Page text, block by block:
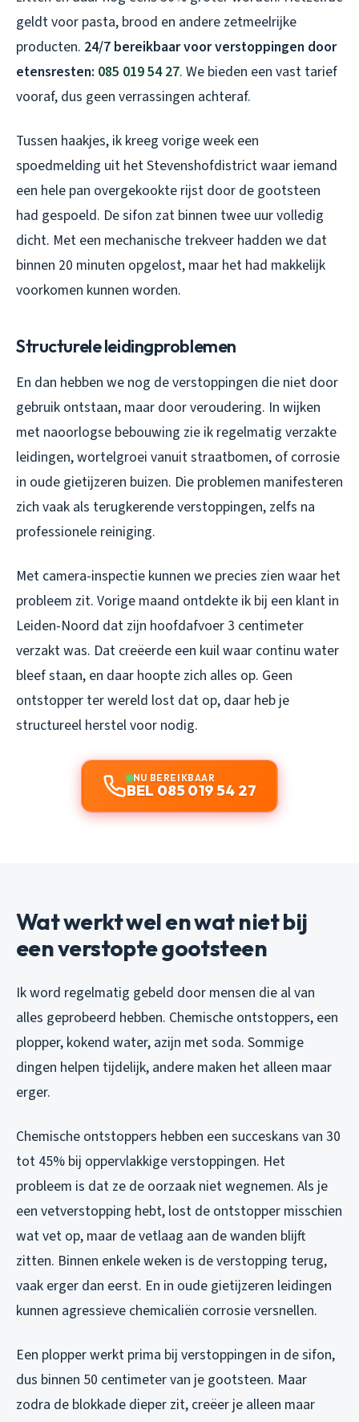
geldt voor pasta, brood en andere zetmeelrijke
producten. 24/7 bereikbaar voor verstoppingen door
etensresten: 085 019 54 27. We bieden een vast tarief
vooraf, dus geen verrassingen achteraf.
Tussen haakjes, ik kreeg vorige week een
spoedmelding uit het Stevenshofdistrict waar iemand
een hele pan overgekookte rijst door de gootsteen
had gespoeld. De sifon zat binnen twee uur volledig
dicht. Met een mechanische trekveer hadden we dat
binnen 20 minuten opgelost, maar het had makkelijk
voorkomen kunnen worden.
Structurele leidingproblemen
En dan hebben we nog de verstoppingen die niet door
gebruik ontstaan, maar door veroudering. In wijken
met naoorlogse bebouwing zie ik regelmatig verzakte
leidingen, wortelgroei vanuit straatbomen, of corrosie
in oude gietijzeren buizen. Die problemen manifesteren
zich vaak als terugkerende verstoppingen, zelfs na
professionele reiniging.
Met camera-inspectie kunnen we precies zien waar het
probleem zit. Vorige maand ontdekte ik bij een klant in
Leiden-Noord dat zijn hoofdafvoer 3 centimeter
verzakt was. Dat creëerde een kuil waar continu water
bleef staan, en daar hoopte zich alles op. Geen
ontstopper ter wereld lost dat op, daar heb je
structureel herstel voor nodig.
NU BEREIKBAAR
BEL 085 019 54 27
Wat werkt wel en wat niet bij
een verstopte gootsteen
Ik word regelmatig gebeld door mensen die al van
alles geprobeerd hebben. Chemische ontstoppers, een
plopper, kokend water, azijn met soda. Sommige
dingen helpen tijdelijk, andere maken het alleen maar
erger.
Chemische ontstoppers hebben een succeskans van 30
tot 45% bij oppervlakkige verstoppingen. Het
probleem is dat ze de oorzaak niet wegnemen. Als je
een vetverstopping hebt, lost de ontstopper misschien
wat vet op, maar de vetlaag aan de wanden blijft
zitten. Binnen enkele weken is de verstopping terug,
vaak erger dan eerst. En in oude gietijzeren leidingen
kunnen agressieve chemicaliën corrosie versnellen.
Een plopper werkt prima bij verstoppingen in de sifon,
dus binnen 50 centimeter van je gootsteen. Maar
zodra de blokkade dieper zit, creëer je alleen maar